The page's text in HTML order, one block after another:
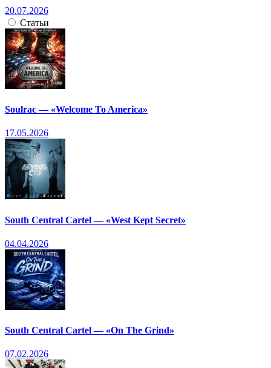
20.07.2026
Статьи
Soulrac — «Welcome To America»
17.05.2026
South Central Cartel — «West Kept Secret»
04.04.2026
South Central Cartel — «On The Grind»
07.02.2026